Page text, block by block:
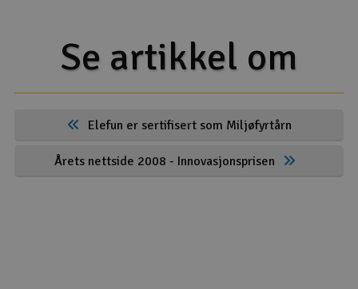
Se artikkel om
Elefun er sertifisert som Miljøfyrtårn
Årets nettside 2008 - Innovasjonsprisen